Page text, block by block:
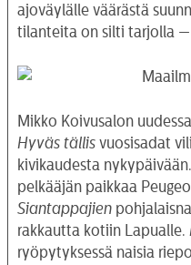
ajoväylälle väärästä
tilanteita on silti tarjolla
Mikko Koivusalon
Hyväs tällis vuosisadat
kivikaudesta
pelkääjän paikkaa
Siantappajien
rakkautta kotiin Lapualle.
ryöpytyksessä naisia